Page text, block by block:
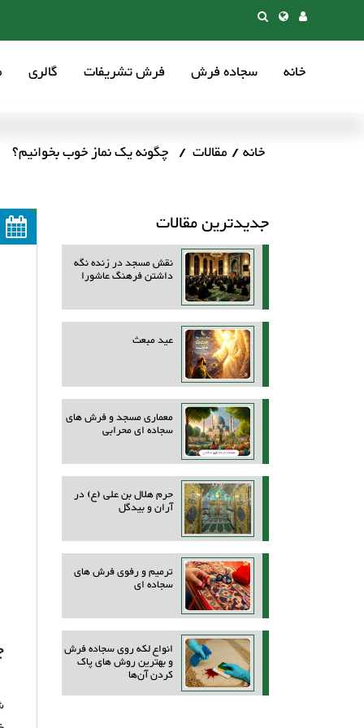
خانه سجاده فرش فرش تشریفات گالری
خانه مقالات چگونه یک نماز خوب بخوانیم؟
جدیدترین مقالات
نقش مسجد در زنده نگه
داشتن فرهنگ عاشورا
عید مبعث
معماری مسجد و فرش های
سجاده ای محرابی
حرم هلال بن علی (ع) در
آران و بیدگل
ترمیم و رفوی فرش های
سجاده ای
انواع لکه روی سجاده فرش
و بهترین روش‌ های پاک
کردن آن‌ها